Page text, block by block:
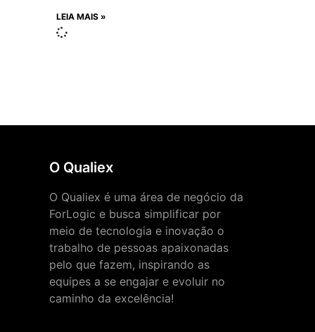
LEIA MAIS »
O Qualiex
O Qualiex é uma área de negócio da
ForLogic e busca simplificar por
meio de tecnologia e inovação o
trabalho de pessoas apaixonadas
pelo que fazem, inspirando as
equipes a se engajar e evoluir no
caminho da excelência!